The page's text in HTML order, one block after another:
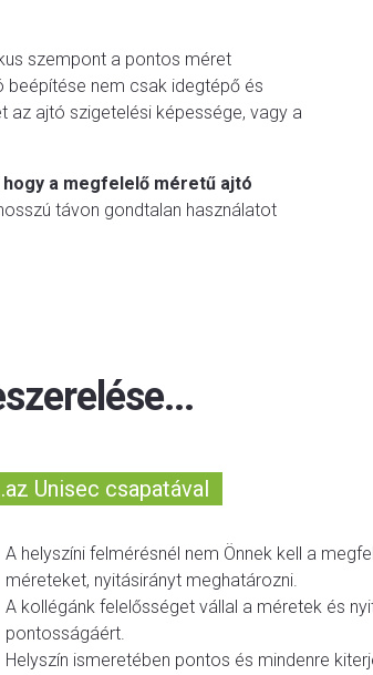
szempont a pontos méret
nem csak idegtépő és
az ajtó szigetelési képessége, vagy a
hogy a megfelelő méretű ajtó
távon gondtalan használatot
Unisec csapatával
A helyszíni felmérésnél nem Önnek kell a
méreteket, nyitásirányt meghatározni.
A kollégánk felelősséget vállal a méretek és
pontosságáért.
Helyszín ismeretében pontos és mindenre